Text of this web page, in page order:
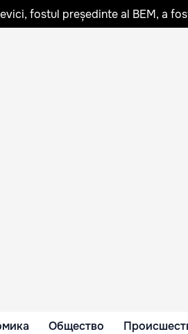
fostul președinte al BEM, a
Общество